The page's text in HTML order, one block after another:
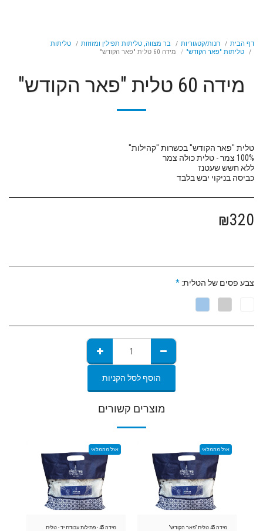
דף הבית חנות/קטגוריות בר מצווה, טליתות תפילין ומזוזות
טליתות
טליתות "פאר הקודש"
מידה 60 טלית "פאר הקודש"
מידה 60 טלית "פאר הקודש"
כביסה בניקוי יבש בלבד
₪320
צבע פסים של הטלית: *
הוסף לסל הקניות
מוצרים קשורים
אזל מהמלאי
מידה 45 טלית "פאר הקודש"
אזל מהמלאי
מידה 45 - פתילות עבודת יד - טלית